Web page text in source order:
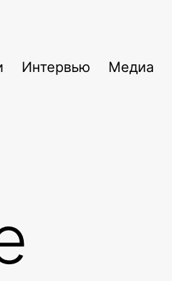
Интервью Медиа